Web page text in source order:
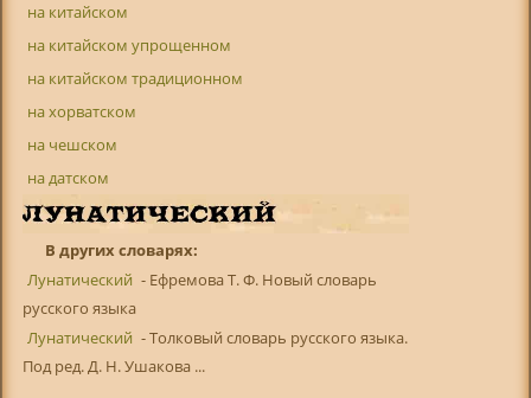
на китайском
на китайском упрощенном
на китайском традиционном
на хорватском
на чешском
на датском
В других словарях:
Лунатический - Ефремова Т. Ф. Новый словарь
русского языка
Лунатический - Толковый словарь русского языка.
Под ред. Д. Н. Ушакова ...